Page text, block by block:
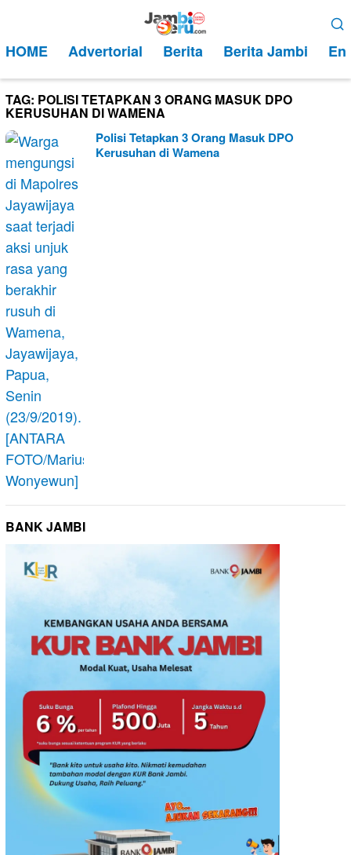
kontenMobile
HOME Advertorial Berita Berita Jambi
TAG: POLISI TETAPKAN 3 ORANG MASUK DPO
KERUSUHAN DI WAMENA
Polisi Tetapkan 3 Orang Masuk DPO
Kerusuhan di Wamena
BANK JAMBI